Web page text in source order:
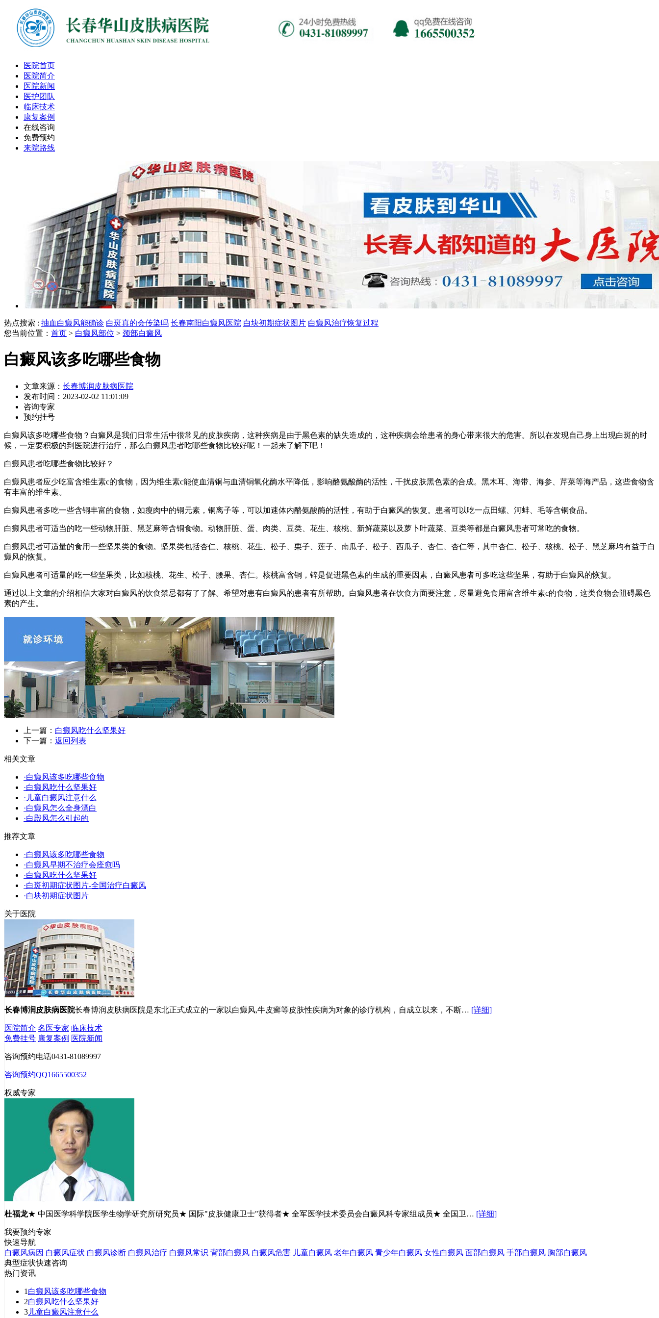
医院首页
医院简介
医院新闻
医护团队
临床技术
康复案例
在线咨询
免费预约
来院路线
热点搜索 : 抽血白癜风能确诊 白斑真的会传染吗 长春南阳白癜风医院 白块初期症状图片 白癜风治疗恢复过程
您当前位置： 首页 > 白癜风部位 > 颈部白癜风
白癜风该多吃哪些食物
文章来源： 长春博润皮肤病医院
发布时间：2023-02-02 11:01:09
咨询专家
预约挂号
白癜风该多吃哪些食物？白癜风是我们日常生活中很常见的皮肤疾病，这种疾病是由于黑色素的缺失造成的，这种疾病会给患者的身心带来很大的危害。所以在发现自己身上出现白斑的时
候，一定要积极的到医院进行治疗，那么白癜风患者吃哪些食物比较好呢！一起来了解下吧！
白癜风患者吃哪些食物比较好？
白癜风患者应少吃富含维生素c的食物，因为维生素c能使血清铜与血清铜氧化酶水平降低，影响酪氨酸酶的活性，干扰皮肤黑色素的合成。黑木耳、海带、海参、芹菜等海产品，这些食物含
有丰富的维生素。
白癜风患者多吃一些含铜丰富的食物，如瘦肉中的铜元素，铜离子等，可以加速体内酪氨酸酶的活性，有助于白癜风的恢复。患者可以吃一点田螺、河蚌、毛等含铜食品。
白癜风患者可适当的吃一些动物肝脏、黑芝麻等含铜食物。动物肝脏、蛋、肉类、豆类、花生、核桃、新鲜蔬菜以及萝卜叶蔬菜、豆类等都是白癜风患者可常吃的食物。
白癜风患者可适量的食用一些坚果类的食物。坚果类包括杏仁、核桃、花生、松子、栗子、莲子、南瓜子、松子、西瓜子、杏仁、杏仁等，其中杏仁、松子、核桃、松子、黑芝麻均有益于白
癜风的恢复。
白癜风患者可适量的吃一些坚果类，比如核桃、花生、松子、腰果、杏仁。核桃富含铜，锌是促进黑色素的生成的重要因素，白癜风患者可多吃这些坚果，有助于白癜风的恢复。
通过以上文章的介绍相信大家对白癜风的饮食禁忌都有了了解。希望对患有白癜风的患者有所帮助。白癜风患者在饮食方面要注意，尽量避免食用富含维生素c的食物，这类食物会阻碍黑色
素的产生。
上一篇： 白癜风吃什么坚果好
下一篇： 返回列表
相关文章
·白癜风该多吃哪些食物
·白癜风吃什么坚果好
·儿童白癜风注意什么
·白癜风怎么全身漂白
·白殿风怎么引起的
推荐文章
·白癜风该多吃哪些食物
·白癜风早期不治疗会痊愈吗
·白癜风吃什么坚果好
·白斑初期症状图片-全国治疗白癜风
·白块初期症状图片
关于医院
长春博润皮肤病医院长春博润皮肤病医院是东北正式成立的一家以白癜风,牛皮癣等皮肤性疾病为对象的诊疗机构，自成立以来，不断… [详细]
医院简介 名医专家 临床技术
免费挂号 康复案例 医院新闻
咨询预约电话0431-81089997
咨询预约QQ1665500352
权威专家
杜福龙★ 中国医学科学院医学生物学研究所研究员★ 国际"皮肤健康卫士"获得者★ 全军医学技术委员会白癜风科专家组成员★ 全国卫… [详细]
我要预约专家
快速导航
白癜风病因 白癜风症状 白癜风诊断 白癜风治疗 白癜风常识 背部白癜风 白癜风危害 儿童白癜风 老年白癜风 青少年白癜风 女性白癜风 面部白癜风 手部白癜风 胸部白癜风
典型症状快速咨询
热门资讯
1 白癜风该多吃哪些食物
2白癜风吃什么坚果好
3 儿童白癜风注意什么